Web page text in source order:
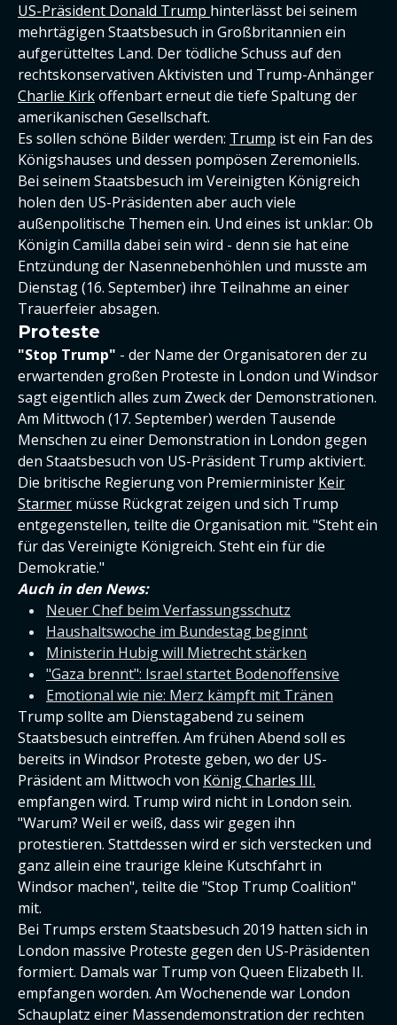
US-Präsident Donald Trump hinterlässt bei seinem
mehrtägigen Staatsbesuch in Großbritannien ein
aufgerütteltes Land. Der tödliche Schuss auf den
rechtskonservativen Aktivisten und Trump-Anhänger
Charlie Kirkoffenbart erneut die tiefe Spaltung der
amerikanischen Gesellschaft.
Es sollen schöne Bilder werden: Trump ist ein Fan des
Königshauses und dessen pompösen Zeremoniells.
Bei seinem Staatsbesuch im Vereinigten Königreich
holen den US-Präsidenten aber auch viele
außenpolitische Themen ein. Und eines ist unklar: Ob
Königin Camilla dabei sein wird - denn sie hat eine
Entzündung der Nasennebenhöhlen und musste am
Dienstag (16. September) ihre Teilnahme an einer
Trauerfeier absagen.
Proteste
"Stop Trump" - der Name der Organisatoren der zu
erwartenden großen Proteste in London und Windsor
sagt eigentlich alles zum Zweck der Demonstrationen.
Am Mittwoch (17. September) werden Tausende
Menschen zu einer Demonstration in London gegen
den Staatsbesuch von US-Präsident Trump aktiviert.
Die britische Regierung von Premierminister Keir
Starmer müsse Rückgrat zeigen und sich Trump
entgegenstellen, teilte die Organisation mit. "Steht ein
für das Vereinigte Königreich. Steht ein für die
Demokratie."
Auch in den News:
Neuer Chef beim Verfassungsschutz
Haushaltswoche im Bundestag beginnt
Ministerin Hubig will Mietrecht stärken
"Gaza brennt": Israel startet Bodenoffensive
Emotional wie nie: Merz kämpft mit Tränen
Trump sollte am Dienstagabend zu seinem
Staatsbesuch eintreffen. Am frühen Abend soll es
bereits in Windsor Proteste geben, wo der US-
Präsident am Mittwoch von König Charles III.
empfangen wird. Trump wird nicht in London sein.
"Warum? Weil er weiß, dass wir gegen ihn
protestieren. Stattdessen wird er sich verstecken und
ganz allein eine traurige kleine Kutschfahrt in
Windsor machen", teilte die "Stop Trump Coalition"
mit.
Bei Trumps erstem Staatsbesuch 2019 hatten sich in
London massive Proteste gegen den US-Präsidenten
formiert. Damals war Trump von Queen Elizabeth II.
empfangen worden. Am Wochenende war London
Schauplatz einer Massendemonstration der rechten